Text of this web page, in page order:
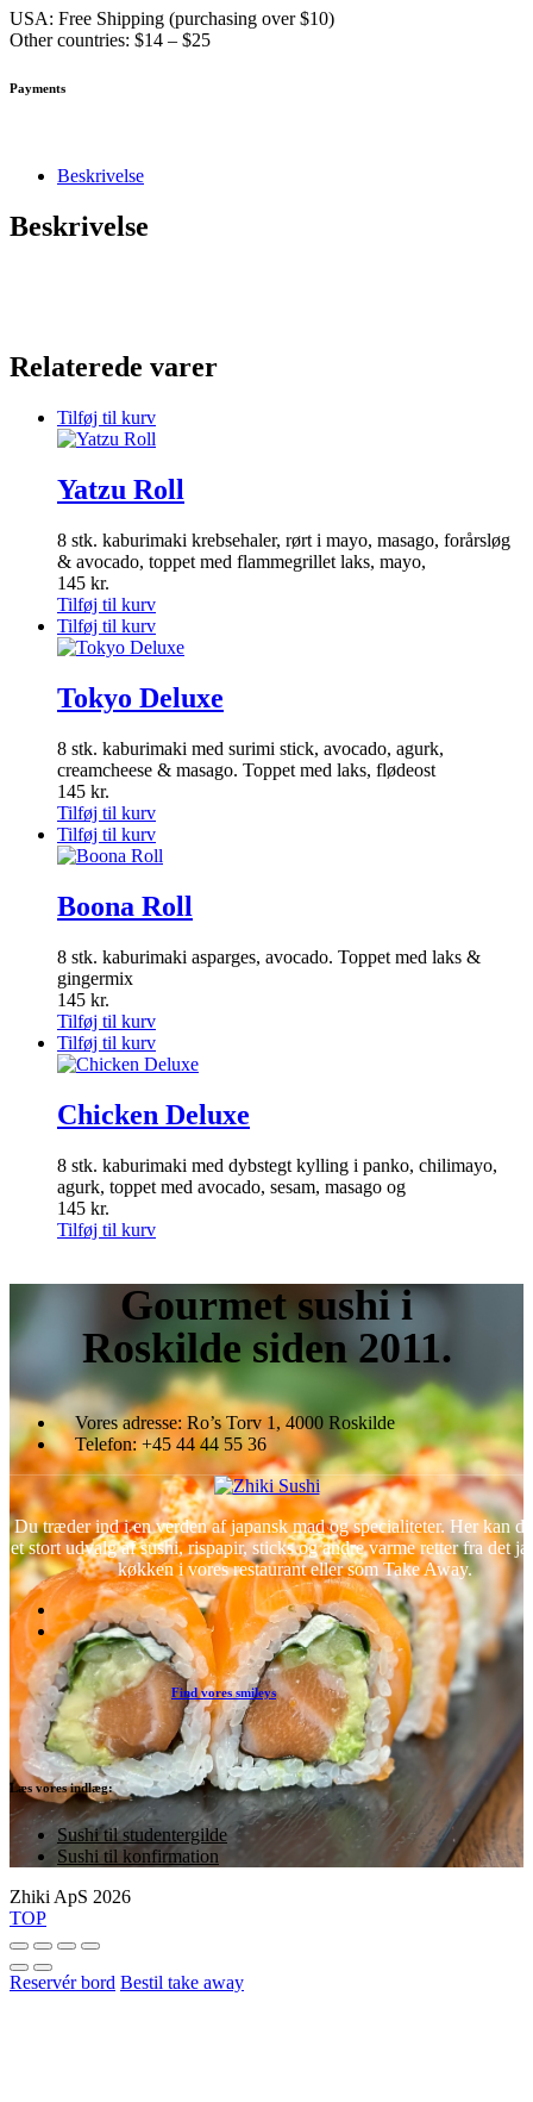
USA: Free Shipping (purchasing over $10)
Other countries: $14 – $25
Payments
Beskrivelse
Beskrivelse
Relaterede varer
Tilføj til kurv
Yatzu Roll
8 stk. kaburimaki krebsehaler, rørt i mayo, masago, forårsløg
& avocado, toppet med flammegrillet laks, mayo,
145 kr.
Tilføj til kurv
Tilføj til kurv
Tokyo Deluxe
8 stk. kaburimaki med surimi stick, avocado, agurk,
creamcheese & masago. Toppet med laks, flødeost
145 kr.
Tilføj til kurv
Tilføj til kurv
Boona Roll
8 stk. kaburimaki asparges, avocado. Toppet med laks &
gingermix
145 kr.
Tilføj til kurv
Tilføj til kurv
Chicken Deluxe
8 stk. kaburimaki med dybstegt kylling i panko, chilimayo,
agurk, toppet med avocado, sesam, masago og
145 kr.
Tilføj til kurv
Gourmetsushi i
Roskilde siden 2011.
Vores adresse: Ro’s Torv 1, 4000 Roskilde
Telefon: +45 44 44 55 36
Du træder ind i en verden af japansk mad og specialiteter. Her kan
et stort udvalg af sushi, rispapir, sticks og andre varme retter fra det
køkken i vores restaurant eller som Take Away.
Find vores smileys
Læs vores indlæg:
Sushi til studentergilde
Sushi til konfirmation
Zhiki ApS 2026
TOP
Reservér bord Bestil take away